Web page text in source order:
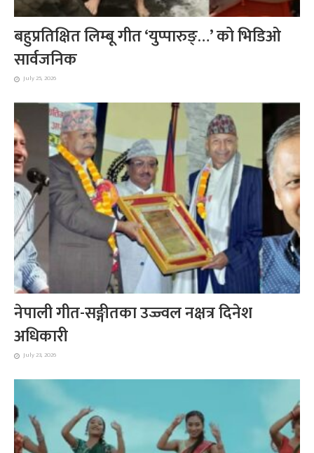
बहुप्रतिक्षित लिम्बू गीत ‘युप्पारुङ्…’ को भिडिओ
सार्वजनिक
July 25, 2026
नेपाली गीत-सङ्गीतका उज्ज्वल नक्षत्र दिनेश
अधिकारी
July 23, 2026